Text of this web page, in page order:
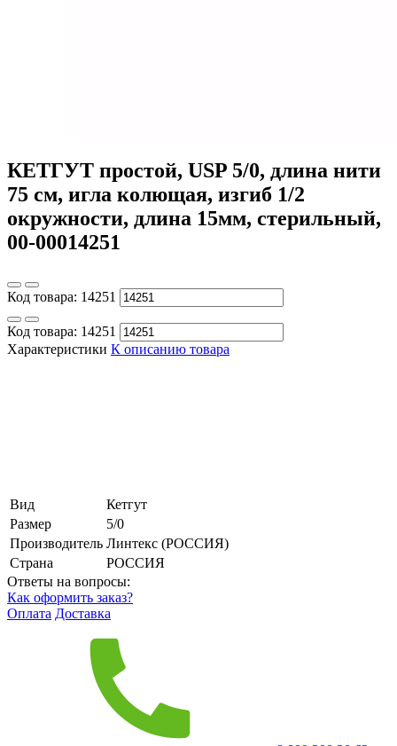
КЕТГУТ простой, USP 5/0, длина нити
75 см, игла колющая, изгиб 1/2
окружности, длина 15мм, стерильный,
00-00014251
Код товара: 14251
Код товара: 14251
Характеристики К описанию товара
Вид
Кетгут
Размер
5/0
Производитель Линтекс (РОССИЯ)
Страна
РОССИЯ
Ответы на вопросы:
Как оформить заказ?
Оплата Доставка